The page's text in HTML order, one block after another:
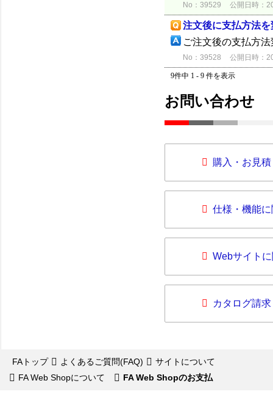
No：39529 公開日時：
注文後に支払方法
ご注文後の支払方
No：39528 公開日時：
9件中 1 - 9 件を表示
お問い合わせ
購入・お見
仕様・機能
Webサイト
カタログ請求
FAトップ よくあるご質問(FAQ)
サイトについて
FA Web Shopについて
FA Web Shopのお支払